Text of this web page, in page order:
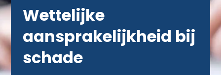
Wettelijke
aansprakelijkheid bij
schade